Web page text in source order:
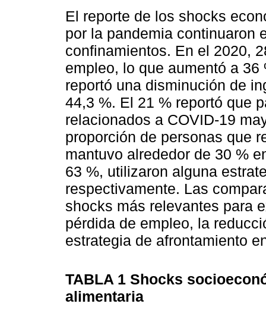
El reporte de los shocks
por la pandemia continuaron
confinamientos. En el 2020,
empleo, lo que aumentó a
reportó una disminución de
44,3 %. El 21 % reportó que
relacionados a COVID-19
proporción de personas que
mantuvo alrededor de 30 %
63 %, utilizaron alguna
respectivamente. Las
shocks más relevantes para
pérdida de empleo, la
estrategia de afrontamiento
TABLA 1 Shocks
alimentaria